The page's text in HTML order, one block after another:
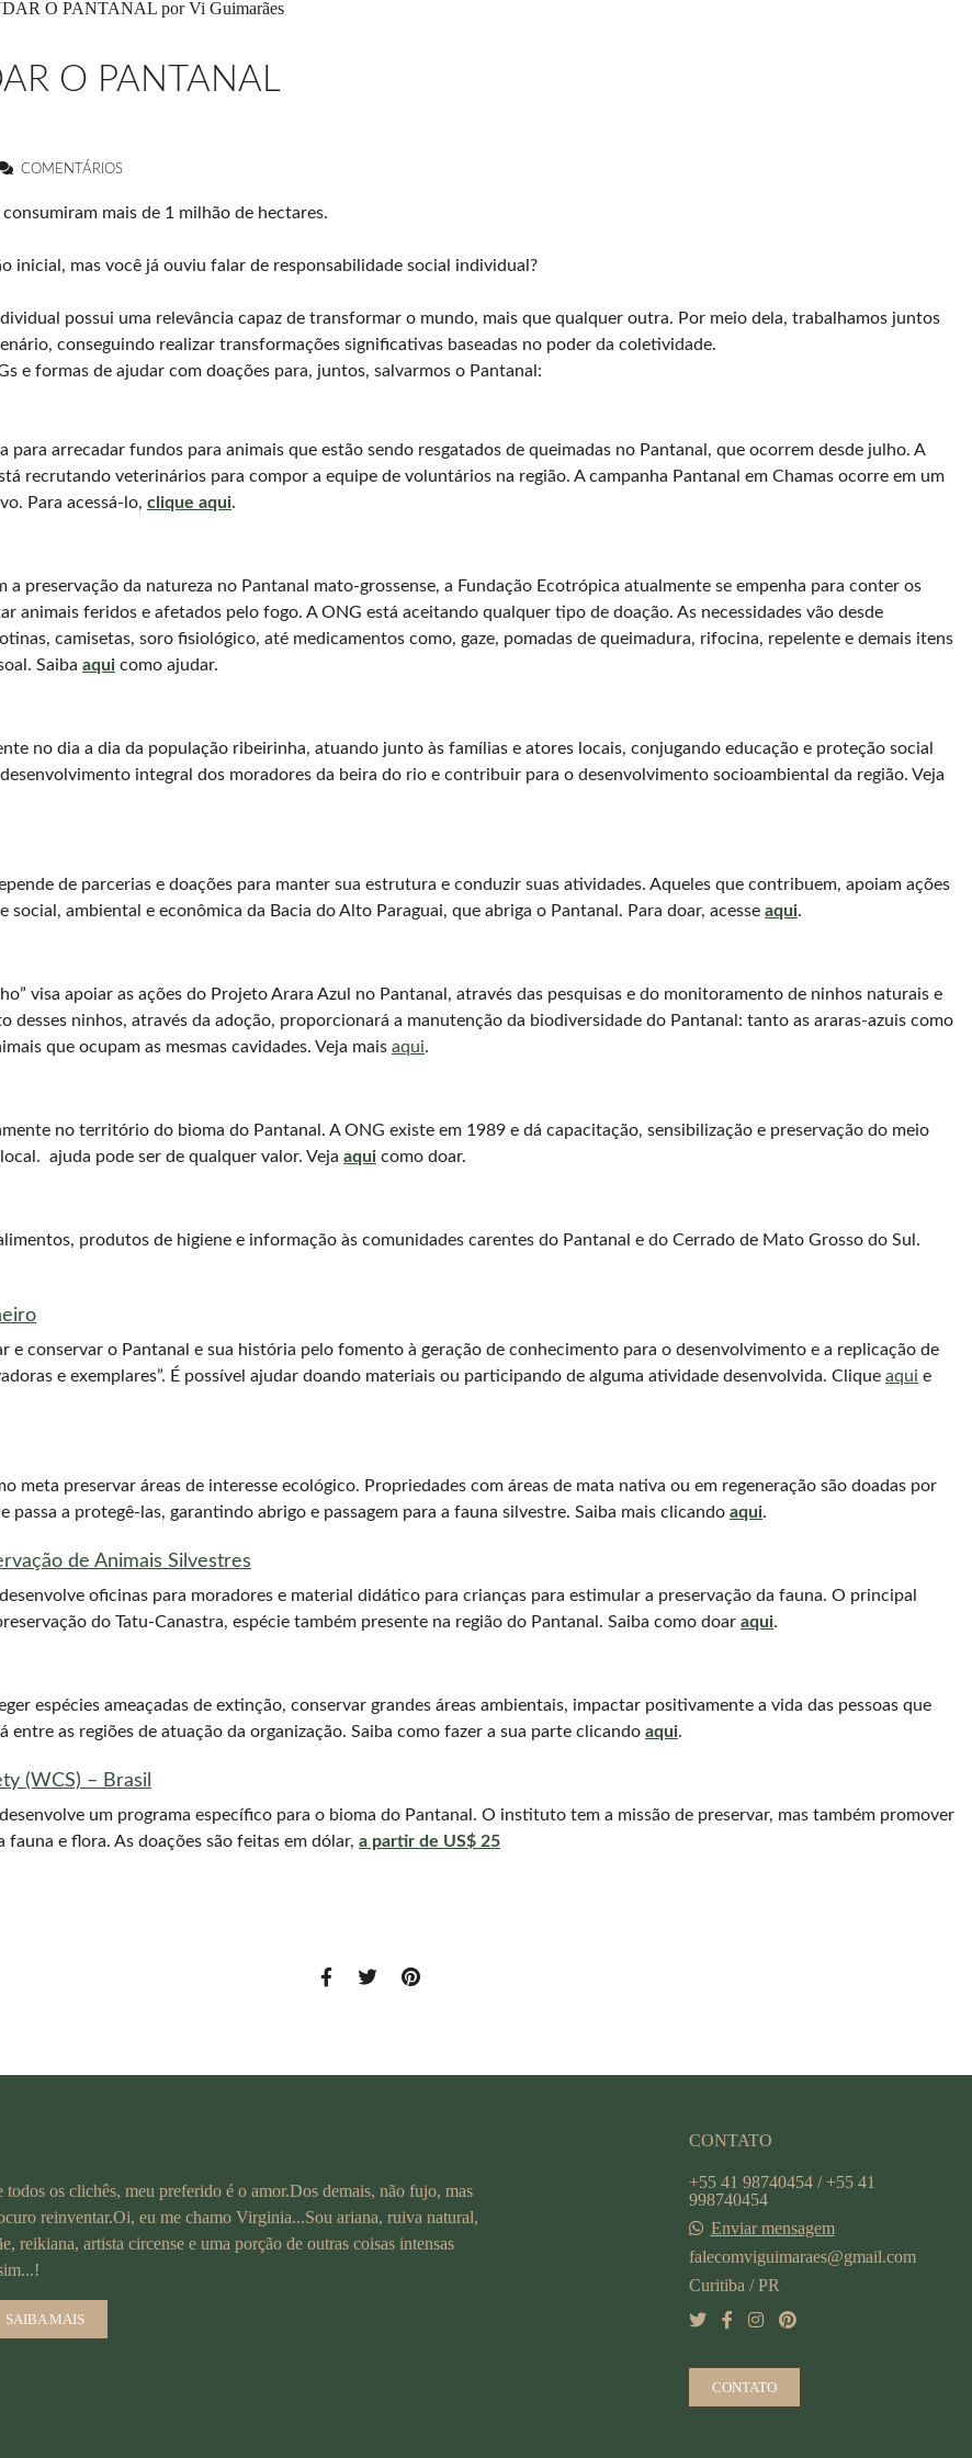
O PANTANAL
COMENTÁRIOS
mais de 1 milhão de hectares.
inicial, mas você já ouviu falar de responsabilidade social individual?
possui uma relevância capaz de transformar o mundo, mais que qualquer outra. Por meio dela, trabalhamos juntos
conseguindo realizar transformações significativas baseadas no poder da coletividade.
e formas de ajudar com doações para, juntos, salvarmos o Pantanal:
para arrecadar fundos para animais que estão sendo resgatados de queimadas no Pantanal, que ocorrem desde julho. A
recrutando veterinários para compor a equipe de voluntários na região. A campanha Pantanal em Chamas ocorre em um
Para acessá-lo, clique aqui.
a preservação da natureza no Pantanal mato-grossense, a Fundação Ecotrópica atualmente se empenha para conter os
animais feridos e afetados pelo fogo. A ONG está aceitando qualquer tipo de doação. As necessidades vão desde
camisetas, soro fisiológico, até medicamentos como, gaze, pomadas de queimadura, rifocina, repelente e demais itens
Saiba aqui como ajudar.
no dia a dia da população ribeirinha, atuando junto às famílias e atores locais, conjugando educação e proteção social
integral dos moradores da beira do rio e contribuir para o desenvolvimento socioambiental da região. Veja
de parcerias e doações para manter sua estrutura e conduzir suas atividades. Aqueles que contribuem, apoiam ações
social, ambiental e econômica da Bacia do Alto Paraguai, que abriga o Pantanal. Para doar, acesse aqui.
visa apoiar as ações do Projeto Arara Azul no Pantanal, através das pesquisas e do monitoramento de ninhos naturais e
desses ninhos, através da adoção, proporcionará a manutenção da biodiversidade do Pantanal: tanto as araras-azuis como
que ocupam as mesmas cavidades. Veja mais aqui.
no território do bioma do Pantanal. A ONG existe em 1989 e dá capacitação, sensibilização e preservação do meio
ajuda pode ser de qualquer valor. Veja aqui como doar.
produtos de higiene e informação às comunidades carentes do Pantanal e do Cerrado de Mato Grosso do Sul.
e conservar o Pantanal e sua história pelo fomento à geração de conhecimento para o desenvolvimento e a replicação de
e exemplares”. É possível ajudar doando materiais ou participando de alguma atividade desenvolvida. Clique aqui e
meta preservar áreas de interesse ecológico. Propriedades com áreas de mata nativa ou em regeneração são doadas por
passa a protegê-las, garantindo abrigo e passagem para a fauna silvestre. Saiba mais clicando aqui.
de Animais Silvestres
oficinas para moradores e material didático para crianças para estimular a preservação da fauna. O principal
do Tatu-Canastra, espécie também presente na região do Pantanal. Saiba como doar aqui.
espécies ameaçadas de extinção, conservar grandes áreas ambientais, impactar positivamente a vida das pessoas que
entre as regiões de atuação da organização. Saiba como fazer a sua parte clicando aqui.
(WCS) – Brasil
um programa específico para o bioma do Pantanal. O instituto tem a missão de preservar, mas também promover
fauna e flora. As doações são feitas em dólar, a partir de US$ 25
todos os clichês, meu preferido é o amor.Dos demais, não fujo, mas
reinventar.Oi, eu me chamo Virginia...Sou ariana, ruiva natural,
reikiana, artista circense e uma porção de outras coisas intensas
SAIBA MAIS
CONTATO
+55 41 98740454 / +55 41
998740454
Enviar mensagem
falecomviguimaraes@gmail.com
Curitiba / PR
CONTATO